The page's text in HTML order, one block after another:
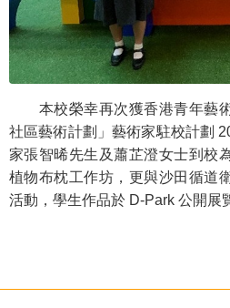
本校榮幸再次獲香港青年藝術
社區藝術計劃」藝術家駐校計劃
家張智晞先生及蕭芷澄女士到校
植物布枕工作坊，更與沙田循道
活動，學生作品於 D-Park 公開展